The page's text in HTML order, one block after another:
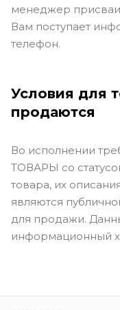
менеджер
Вам поступает
телефон.
Условия для
продаются
Во исполнении
ТОВАРЫ со
товара, их
являются
для продажи.
информационный